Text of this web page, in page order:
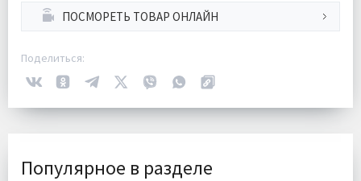
ПОСМОРЕТЬ ТОВАР ОНЛАЙН
Поделиться:
Популярное в разделе